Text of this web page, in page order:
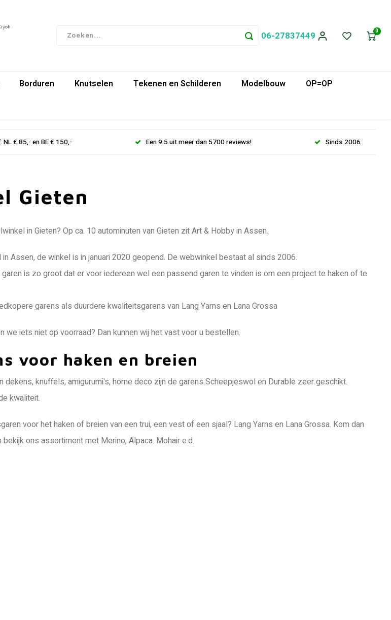
06-27837449 0
Borduren Knutselen Tekenen en Schilderen Modelbouw
OP=OP
€ 85,- en BE € 150,- Een 9.5 uit meer dan 5700 reviews! Sinds 2006
Gieten
in Gieten? Op ca. 10 autominuten van Gieten zit Art & Hobby in Assen.
Assen, de winkel is in januari 2020 geopend. De webwinkel bestaat al sinds 2006.
is zo groot dat er voor iedereen wel een passend garen te vinden is om een project te haken of te
garens als duurdere kwaliteitsgarens van Lang Yarns en Lana Grossa
we iets niet op voorraad? Dan kunnen wij het vast voor u bestellen.
voor haken en breien
dekens, knuffels, amigurumi's, home deco zijn de garens Scheepjeswol en Durable zeer geschikt.
kwaliteit.
voor het haken of breien van een trui, een vest of een sjaal? Lang Yarns en Lana Grossa. Kom dan
ons assortiment met Merino, Alpaca. Mohair e.d.